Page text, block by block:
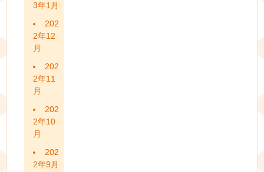
3年1月
202
2年12
月
202
2年11
月
202
2年10
月
202
2年9月